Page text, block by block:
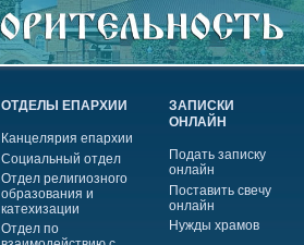
ОТДЕЛЫ ЕПАРХИИ
Канцелярия епархии
Социальный отдел
Отдел религиозного
образования и
катехизации
Отдел по
ЗАПИСКИ
ОНЛАЙН
Подать записку
онлайн
Поставить свечу
онлайн
Нужды храмов